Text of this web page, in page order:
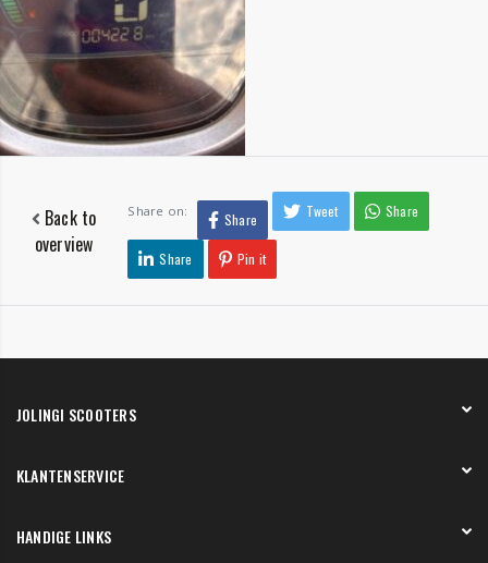
Back to
overview
Share on: Share Tweet Share
Share Pin it
JOLINGI SCOOTERS
Onze showroom
KLANTENSERVICE
Verzending en bezorging
HANDIGE LINKS